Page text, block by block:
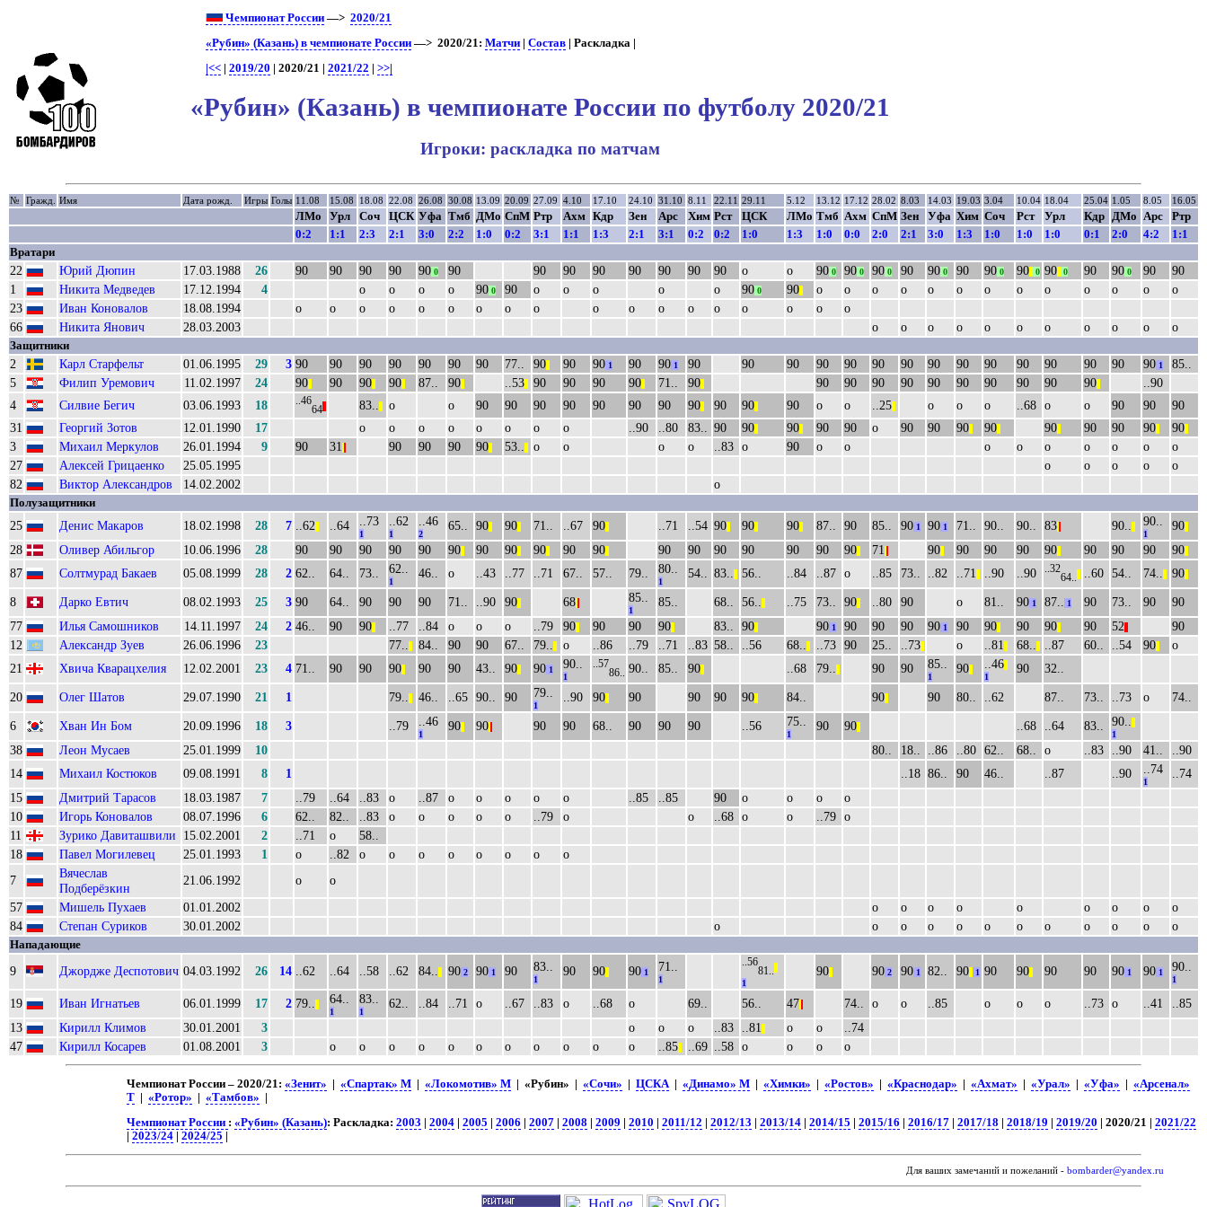
Чемпионат России —>2020/21
«Рубин» (Казань) в чемпионате России —> 2020/21:Матчи |Состав | Раскладка |
|<< |2019/20 | 2020/21 |2021/22 |>>|
«Рубин» (Казань) в чемпионате России по футболу 2020/21
Игроки: раскладка по матчам
№ Гражд. Имя Дата рожд. Игры Голы 11.08 15.08 18.08 22.08 26.08 30.08 13.09 20.09 27.09 4.10 17.10 24.10 31.10 8.11 22.11 29.11 5.12 13.12 17.12 28.02 8.03 14.03 19.03 3.04 10.04 18.04 25.04 1.05 8.05 16.05
ЛМо Урл Соч ЦСК Уфа Тмб ДМо СпМ Ртр Ахм Кдр Зен Арс Хим Рст ЦСК ЛМо Тмб Ахм СпМ Зен Уфа Хим Соч Рст Урл Кдр ДМо Арс
Ртр
0:2
1:1 2:3 2:1 3:0 2:2 1:0 0:2 3:1 1:1 1:3 2:1 3:1 0:2 0:2 1:0 1:3 1:0 0:0 2:0 2:1 3:0 1:3 1:0 1:0 1:0 0:1 2:0 4:2
1:1
Вратари
22 Юрий Дюпин 17.03.1988 26 90 90 90 90 90 0 90 90 90 90 90 90 90 90 о о 90 0 90 0 90 0 90 90 0 90 90 0 90 0 90 0 90 90 0 90
90
1
Никита Медведев 17.12.1994 4 о о о о 90 0 90 о о о о о 90 0 90 о о о о о о о о о о о о
о
23
Иван Коновалов 18.08.1994 о о о о о о о о о о о о о о о о о
о
66
Никита Янович 28.03.2003 о о о о о о о о о о о
Защитники
2 Карл Старфельт 01.06.1995 29 3 90 90 90 90 90 90 90 77.. 90 90 90 1 90 90 1 90 90 90 90 90 90 90 90 90 90 90 90 90 90 90 1
85..
5
Филип Уремович 11.02.1997 24 90 90 90 90 87.. 90 ..53 90 90 90 90 71.. 90 90 90 90 90 90 90 90 90 90 90
..90
4
Силвие Бегич 03.06.1993 18 ..46
64 83.. о о 90 90 90 90 90 90 90 90 90 90 90 о о ..25 о о о ..68 о о 90 90
90
31
Георгий Зотов 12.01.1990 17 о о о о о о о о ..90 ..80 83.. 90 90 90 90 90 о 90 90 90 90 90 90 90 90 90
3 Михаил Меркулов 26.01.1994 9 90 31 90 90 90 90 53.. о о о о ..83 о 90 о о о о о о о о
о
27
Алексей Грицаенко 25.05.1995 о о о о
о
82
Виктор Александров 14.02.2002 о
Полузащитники
25 Денис Макаров 18.02.1998 28 7 ..62 ..64 ..73
1
..62
1
..46
2
65.. 90 90 71.. ..67 90 ..71 ..54 90 90 90 87.. 90 85.. 90 1 90 1 71.. 90.. 90.. 83 90.. 90..
1
90
28 Оливер Абильгор 10.06.1996 28 90 90 90 90 90 90 90 90 90 90 90 90 90 90 90 90 90 90 71 90 90 90 90 90 90 90 90 90
87 Солтмурад Бакаев 05.08.1999 28 2 62.. 64.. 73.. 62..
1
46.. о ..43 ..77 ..71 67.. 57.. 79.. 80..
1
54.. 83.. 56.. ..84 ..87 о ..85 73.. ..82 ..71 ..90 ..90 ..32
64.. ..60 54.. 74.. 90
8 Дарко Евтич 08.02.1993 25 3 90 64.. 90 90 90 71.. ..90 90 68 85..
1
85.. 68.. 56.. ..75 73.. 90 ..80 90 о 81.. 90 1 87.. 1 90 73.. 90
90
77
Илья Самошников 14.11.1997 24 2 46.. 90 90 ..77 ..84 о о о ..79 90 90 90 90 83.. 90 90 1 90 90 90 90 1 90 90 90 90 90 52
90
12
Александр Зуев 26.06.1996 23 77.. 84.. 90 90 67.. 79.. о ..86 ..79 ..71 ..83 58.. ..56 68.. ..73 90 25.. ..73 о ..81 68.. ..87 60.. ..54 90
о
21
Хвича Кварацхелия 12.02.2001 23 4 71.. 90 90 90 90 90 43.. 90 90 1 90..
1
..57
86.. 90.. 85.. 90 ..68 79.. 90 90 85..
1
90 ..46
1
90
32..
20
Олег Шатов 29.07.1990 21 1 79.. 46.. ..65 90.. 90 79..
1
..90 90 90 90 90 90 84.. 90 90 80.. ..62 87.. 73.. ..73 о
74..
6
Хван Ин Бом 20.09.1996 18 3 ..79 ..46
1
90 90 90 90 68.. 90 90 90 ..56 75..
1
90 90 ..68 ..64 83.. 90..
1
38 Леон Мусаев 25.01.1999 10 80.. 18.. ..86 ..80 62.. 68.. о ..83 ..90 41..
..90
14
Михаил Костюков 09.08.1991 8 1 ..18 86.. 90 46.. ..87 ..90 ..74
1
..74
15
Дмитрий Тарасов 18.03.1987 7 ..79 ..64 ..83 о ..87 о о о о о ..85 ..85 90 о о о
о
10
Игорь Коновалов 08.07.1996 6 62.. 82.. ..83 о о о о о ..79 о о ..68 о о ..79 о
11
Зурико Давиташвили 15.02.2001 2 ..71 о
58..
18
Павел Могилевец 25.01.1993 1 о ..82 о о о о о о о
о
7
Вячеслав
Подберёзкин
21.06.1992 о
о
57
Мишель Пухаев 01.01.2002 о о о о о о о о
о
84
Степан Суриков 30.01.2002 о о о о о о о о о о о о
Нападающие
9 Джордже Деспотович 04.03.1992 26 14 ..62 ..64 ..58 ..62 84.. 90 2 90 1 90 83..
1
90 90 90 1 71..
1
..56
81..
1
90 90 2 90 1 82.. 90 1 90 90 90 90 90 1 90 1 90..
1
19 Иван Игнатьев 06.01.1999 17 2 79.. 64..
1
83..
1
62.. ..84 ..71 о ..67 ..83 о ..68 о 69.. 56.. 47 74.. о о ..85 о о о ..73 о ..41
..85
13
Кирилл Климов 30.01.2001 3 о о о ..83 ..81 о о
..74
47
Кирилл Косарев 01.08.2001 3 о о о о о о о о о о о ..85 ..69 ..58 о о о о
Чемпионат России – 2020/21: «Зенит» | «Спартак» М| «Локомотив» М| «Рубин» | «Сочи» | ЦСКА| «Динамо» М| «Химки» | «Ростов» | «Краснодар» | «Ахмат» | «Урал» | «Уфа» | «Арсенал»
Т| «Ротор» | «Тамбов» |
Чемпионат России : «Рубин» (Казань): Раскладка: 2003 | 2004| 2005 | 2006 | 2007| 2008 | 2009 | 2010 | 2011/12 | 2012/13 | 2013/14| 2014/15 | 2015/16 | 2016/17| 2017/18 | 2018/19 | 2019/20 | 2020/21 | 2021/22
| 2023/24| 2024/25 |
Для ваших замечаний и пожеланий - bombarder@yandex.ru